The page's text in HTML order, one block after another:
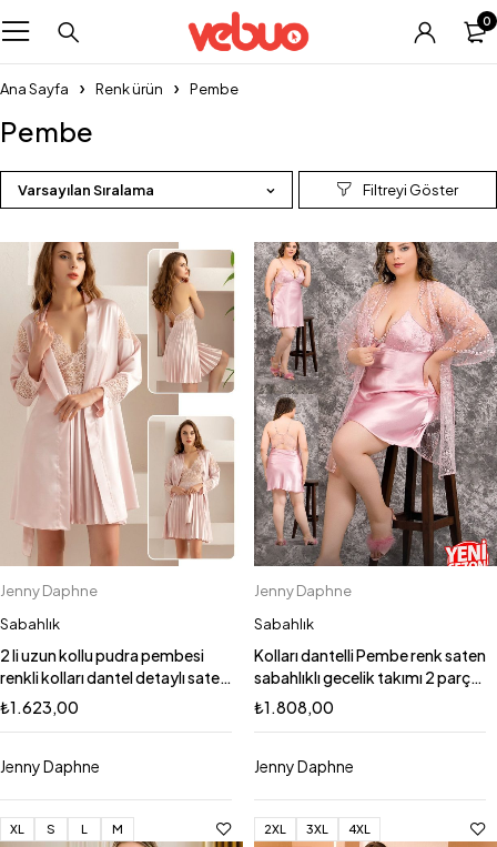
0
Ana Sayfa Renk ürün Pembe
Pembe
Varsayılan Sıralama
Jenny Daphne
Sabahlık
2 li uzun kollu pudra pembesi
renkli kolları dantel detaylı saten
sabahlıklı gecelik takımı 15233
₺1.623,00
Jenny Daphne
XL S L M
Jenny Daphne
Sabahlık
Kolları dantelli Pembe renk saten
sabahlıklı gecelik takımı 2 parça
16134
₺1.808,00
Jenny Daphne
2XL 3XL 4XL